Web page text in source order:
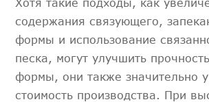
содержания связующего,
формы и использование
песка, могут улучшить
формы, они также значительно
стоимость производства. При